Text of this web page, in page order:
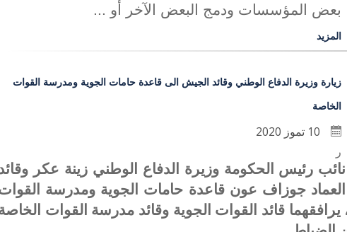
بعض المؤسسات ودمج البعض الآخر أو ...
المزيد
زيارة وزيرة الدفاع الوطني وقائد الجيش الى قاعدة حامات الجوية ومدرسة القوات
الخاصة
ر
رئيس الحكومة وزيرة الدفاع الوطني زينة عكر
جوزاف عون قاعدة حامات الجوية ومدرسة
يرافقهما قائد القوات الجوية وقائد مدرسة القوات